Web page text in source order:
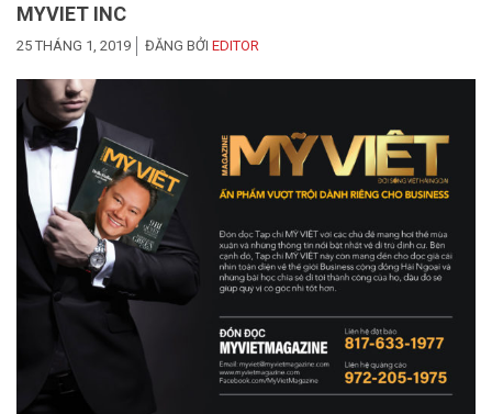
MYVIET INC
25 THÁNG 1, 2019 ĐĂNG BỞI EDITOR